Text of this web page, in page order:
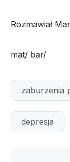
Rozmawiał
mat/ bar/
zaburzenia
depresja